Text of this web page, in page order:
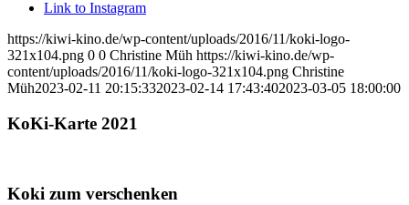
Link to Instagram
https://kiwi-kino.de/wp-content/uploads/2016/11/koki-logo-
321x104.png 0 0 Christine Müh https://kiwi-kino.de/wp-
content/uploads/2016/11/koki-logo-321x104.png Christine
Müh2023-02-11 20:15:332023-02-14 17:43:402023-03-05 18:00:00
KoKi-Karte 2021
Koki zum verschenken